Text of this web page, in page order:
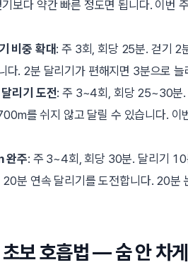
보다 약간 빠른 정도면 됩니다. 이번
비중 확대: 주 3회, 회당 25분. 걷기 2
다. 2분 달리기가 편해지면 3분으로 늘
리기 도전: 주 3~4회, 회당 25~30분.
를 쉬지 않고 달릴 수 있습니다. 이
주: 주 3~4회, 회당 30분. 달리기
분 연속 달리기를 도전합니다. 20분
보 호흡법 — 숨 안 차